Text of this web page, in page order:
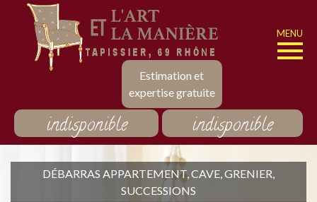
Estimation et
expertise gratuite
MENU
indisponible indisponible
DÉBARRAS APPARTEMENT, CAVE, GRENIER,
SUCCESSIONS